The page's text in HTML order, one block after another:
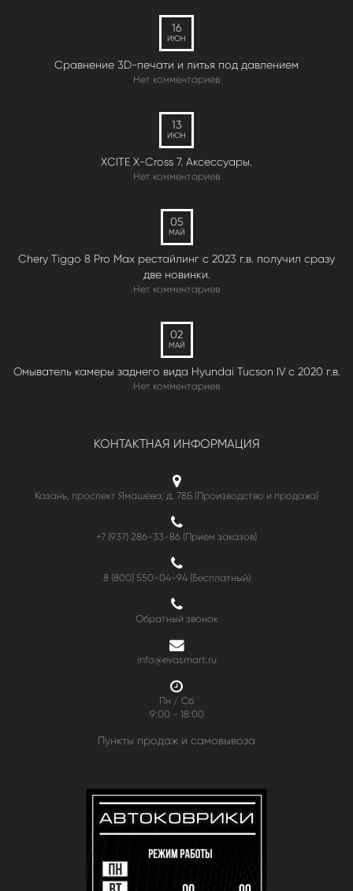
16
ИЮН
Сравнение 3D-печати и литья под давлением
Нет комментариев
13
ИЮН
XCITE X-Cross 7. Аксессуары.
Нет комментариев
05
МАЙ
Chery Tiggo 8 Pro Max рестайлинг с 2023 г.в. получил сразу
две новинки.
Нет комментариев
02
МАЙ
Омыватель камеры заднего вида Hyundai Tucson IV c 2020 г.в.
Нет комментариев
КОНТАКТНАЯ ИНФОРМАЦИЯ
Казань, проспект Ямашева, д. 78Б (Производство и продажа)
+7 (937) 286-33-86 (Прием заказов)
8 (800) 550-04-94(Бесплатный)
Обратный звонок
info@evasmart.ru
Пн / Сб
9:00 - 18:00
Пункты продаж и самовывоза